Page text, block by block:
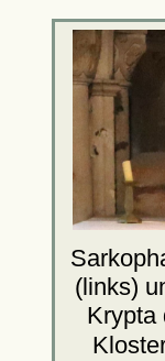
(links)
Krypta